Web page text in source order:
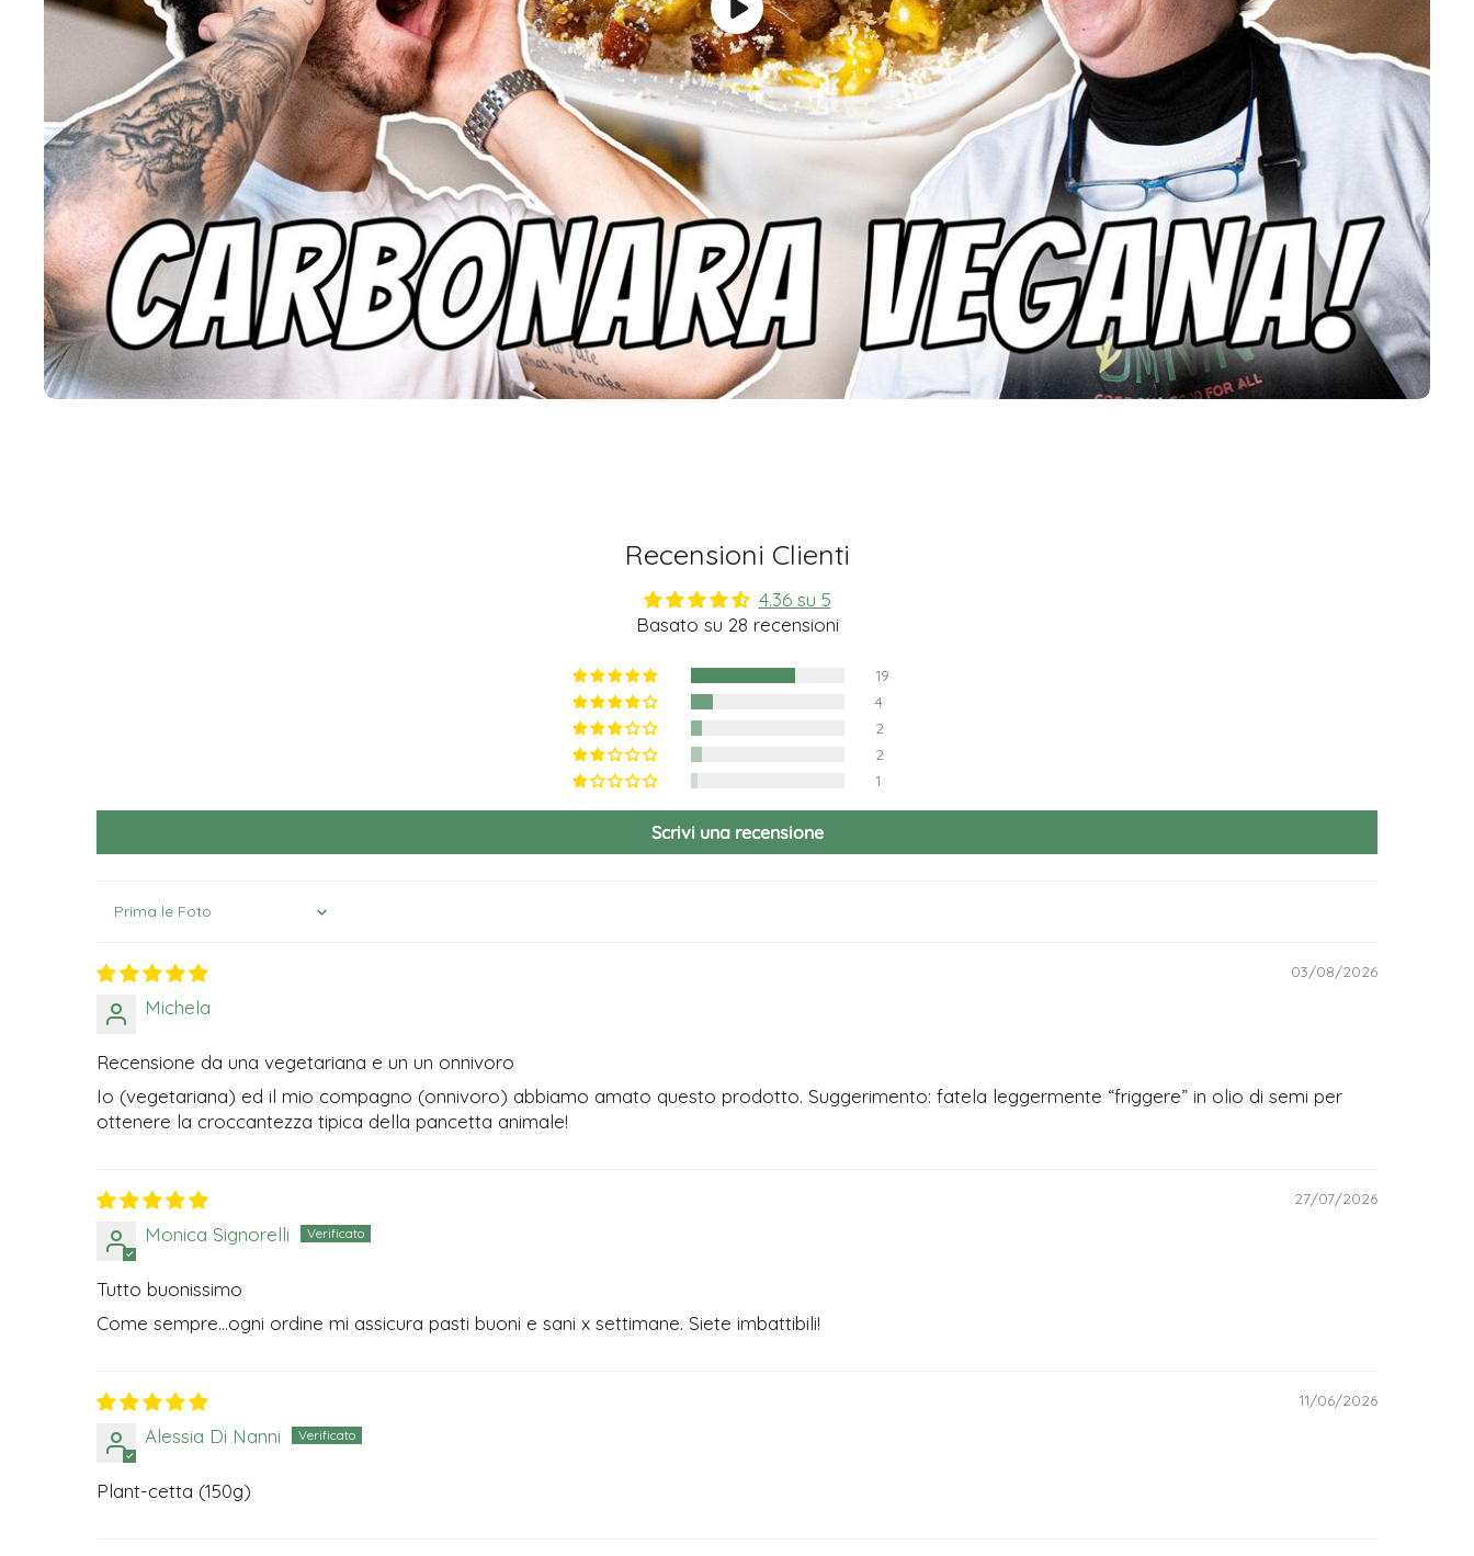
Recensioni Clienti
4.36 su 5
Basato su 28 recensioni
19
4
2
2
1
Scrivi una recensione
Sort by
03/08/2026
Michela
Recensione da una vegetariana e un un onnivoro
Io (vegetariana) ed il mio compagno (onnivoro) abbiamo amato questo prodotto. Suggerimento: fatela leggermente “friggere” in olio di semi per
ottenere la croccantezza tipica della pancetta animale!
27/07/2026
Monica Signorelli
Tutto buonissimo
Come sempre...ogni ordine mi assicura pasti buoni e sani x settimane. Siete imbattibili!
11/06/2026
Alessia Di Nanni
Plant-cetta (150g)